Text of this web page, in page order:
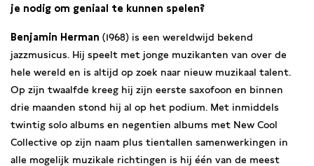
je nodig om geniaal te kunnen spelen?
Benjamin Herman (1968) is een wereldwijd bekend
jazzmusicus. Hij speelt met jonge muzikanten van over de
hele wereld en is altijd op zoek naar nieuw muzikaal talent.
Op zijn twaalfde kreeg hij zijn eerste saxofoon en binnen
drie maanden stond hij al op het podium. Met inmiddels
twintig solo albums en negentien albums met New Cool
Collective op zijn naam plus tientallen samenwerkingen in
alle mogelijk muzikale richtingen is hij één van de meest